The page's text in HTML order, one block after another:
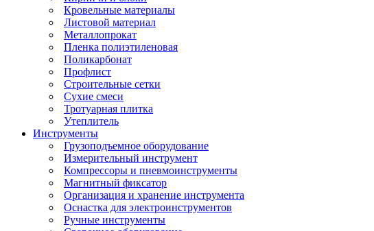
Кровельные материалы
Листовой материал
Металлопрокат
Пленка полиэтиленовая
Поликарбонат
Профлист
Строительные сетки
Сухие смеси
Тротуарная плитка
Утеплитель
Инструменты
Грузоподъемное оборудование
Измерительный инструмент
Компрессоры и пневмоинструменты
Магнитный фиксатор
Организация и хранение инструмента
Оснастка для электроинструментов
Ручные инструменты